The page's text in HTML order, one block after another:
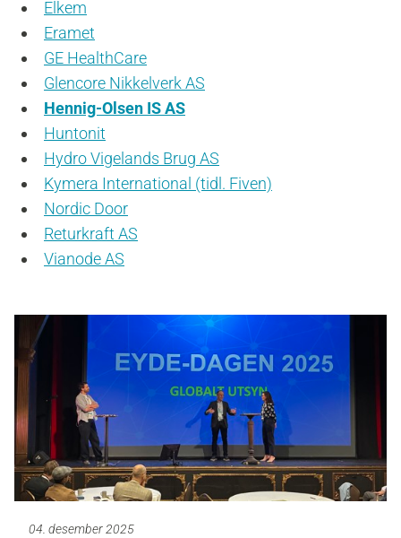
Elkem
Eramet
GE HealthCare
Glencore Nikkelverk AS
Hennig-Olsen IS AS
Huntonit
Hydro Vigelands Brug AS
Kymera International (tidl. Fiven)
Nordic Door
Returkraft AS
Vianode AS
04. desember 2025